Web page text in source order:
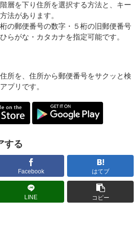
層を下り住所を選択する方法と、キー
法があります。
の郵便番号の数字・５桁の旧郵便番号
らがな・カタカナを指定可能です。
所を、住所から郵便番号をサクッと検
プリです。
する
Facebook はてブ
LINE コピー